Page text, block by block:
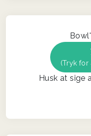
(Tryk for
Husk at sige